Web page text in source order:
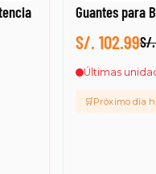
Guantes para
S/. 102.99S/
Últimas
🛒Próximo día